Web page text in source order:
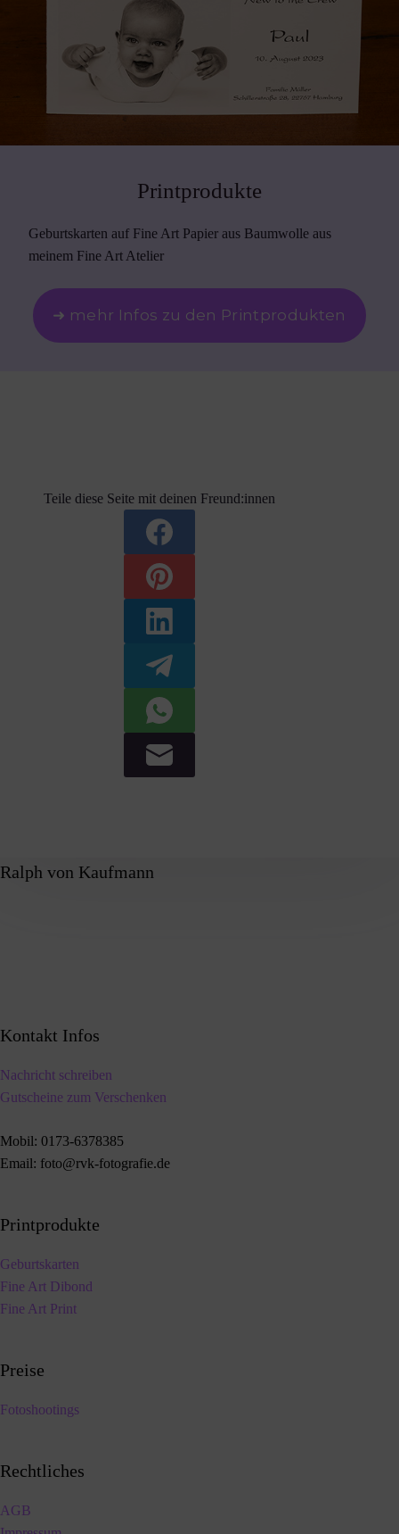
Printprodukte
Geburtskarten auf Fine Art Papier aus Baumwolle aus
meinem Fine Art Atelier
➜ mehr Infos zu den Printprodukten
Teile diese Seite mit deinen Freund:innen
Ralph von Kaufmann
Kontakt Infos
Nachricht schreiben
Gutscheine zum Verschenken
Mobil: 0173-6378385
Email: foto@rvk-fotografie.de
Printprodukte
Geburtskarten
Fine Art Dibond
Fine Art Print
Preise
Fotoshootings
Rechtliches
AGB